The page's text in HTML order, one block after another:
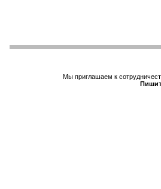
Мы приглашаем к